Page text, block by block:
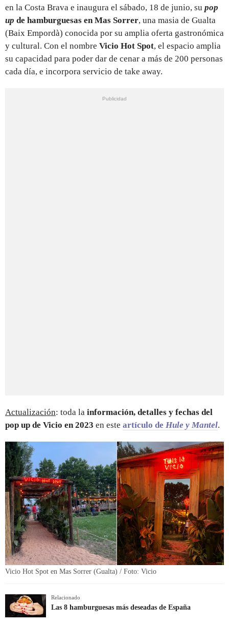
en la Costa Brava e inaugura el sábado, 18 de junio, su pop
up de hamburguesas en Mas Sorrer, una masia de Gualta
(Baix Empordà) conocida por su amplia oferta gastronómica
y cultural. Con el nombre Vicio Hot Spot, el espacio amplia
su capacidad para poder dar de cenar a más de 200 personas
cada día, e incorpora servicio de take away.
Actualización: toda la información, detalles y fechas del
pop up de Vicio en 2023 en este artículo de Hule y Mantel.
Vicio Hot Spot en Mas Sorrer (Gualta) / Foto: Vicio
Relacionado
Las 8 hamburguesas más deseadas de España